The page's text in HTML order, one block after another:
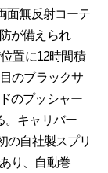
面無反射コーテ
が備えられ
置に12時間積
のブラックサ
のプッシャー
。キャリバー
の自社製スプリ
り、自動巻